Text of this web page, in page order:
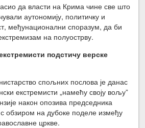
да власти на Крима чине све што
аутономију, политичку и
међунационални споразум, да би
на полуострву.
подстичу верске
спољних послова је данас
екстремисти „намећу своју вољу”
након опозива председника
обзиром на дубоке поделе између
цркве.